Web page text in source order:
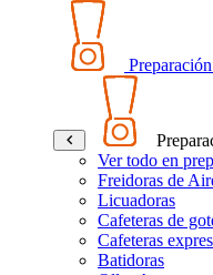
Ver todo en
Freidoras de
Licuadoras
Cafeteras de
Cafeteras
Batidoras